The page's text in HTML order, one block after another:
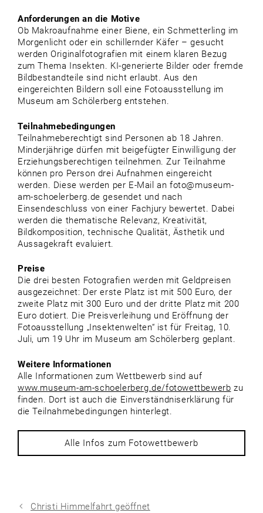
Anforderungen an die Motive
Ob Makroaufnahme einer Biene, ein Schmetterling im
Morgenlicht oder ein schillernder Käfer – gesucht
werden Originalfotografien mit einem klaren Bezug
zum Thema Insekten. KI-generierte Bilder oder fremde
Bildbestandteile sind nicht erlaubt. Aus den
eingereichten Bildern soll eine Fotoausstellung im
Museum am Schölerberg entstehen.
Teilnahmebedingungen
Teilnahmeberechtigt sind Personen ab 18 Jahren.
Minderjährige dürfen mit beigefügter Einwilligung der
Erziehungsberechtigen teilnehmen. Zur Teilnahme
können pro Person drei Aufnahmen eingereicht
werden. Diese werden per E-Mail an foto@museum-
am-schoelerberg.de gesendet und nach
Einsendeschluss von einer Fachjury bewertet. Dabei
werden die thematische Relevanz, Kreativität,
Bildkomposition, technische Qualität, Ästhetik und
Aussagekraft evaluiert.
Preise
Die drei besten Fotografien werden mit Geldpreisen
ausgezeichnet: Der erste Platz ist mit 500 Euro, der
zweite Platz mit 300 Euro und der dritte Platz mit 200
Euro dotiert. Die Preisverleihung und Eröffnung der
Fotoausstellung „Insektenwelten“ ist für Freitag, 10.
Juli, um 19 Uhr im Museum am Schölerberg geplant.
Weitere Informationen
Alle Informationen zum Wettbewerb sind auf
www.museum-am-schoelerberg.de/fotowettbewerb zu
finden. Dort ist auch die Einverständniserklärung für
die Teilnahmebedingungen hinterlegt.
Alle Infos zum Fotowettbewerb
Christi Himmelfahrt geöffnet